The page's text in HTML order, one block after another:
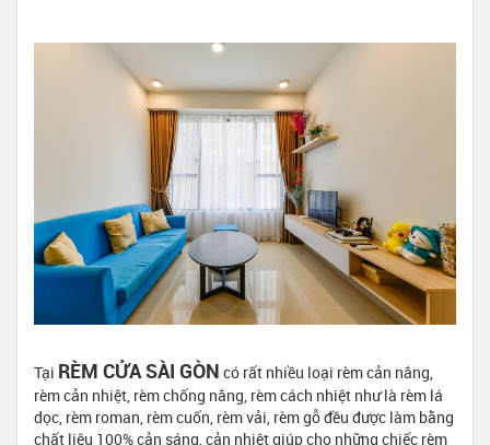
Tại RÈM CỬA SÀI GÒN có rất nhiều loại rèm cản nắng,
rèm cản nhiệt, rèm chống nắng, rèm cách nhiệt như là rèm lá
dọc, rèm roman, rèm cuốn, rèm vải, rèm gỗ đều được làm bằng
chất liệu 100% cản sáng, cản nhiệt giúp cho những chiếc rèm